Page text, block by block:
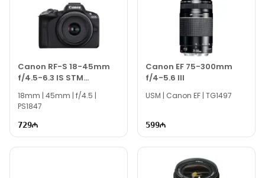
Canon RF-S 18-45mm
f/4.5-6.3 IS STM
4858C005
18mm | 45mm | f/4.5 |
PS1847
729
Canon EF 75-300mm
f/4-5.6 III
USM | Canon EF | TG1497
599